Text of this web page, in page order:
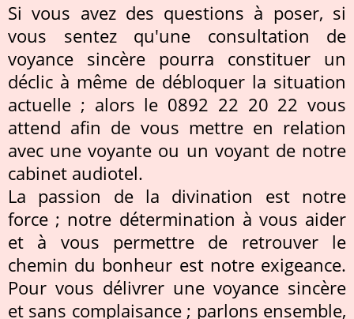
Si vous avez des questions à poser, si
vous sentez qu'une consultation de
voyance sincère pourra constituer un
déclic à même de débloquer la situation
actuelle ; alors le 0892 22 20 22 vous
attend afin de vous mettre en relation
avec une voyante ou un voyant de notre
cabinet audiotel.
La passion de la divination est notre
force ; notre détermination à vous aider
et à vous permettre de retrouver le
chemin du bonheur est notre exigeance.
Pour vous délivrer une voyance sincère
et sans complaisance ; parlons ensemble,